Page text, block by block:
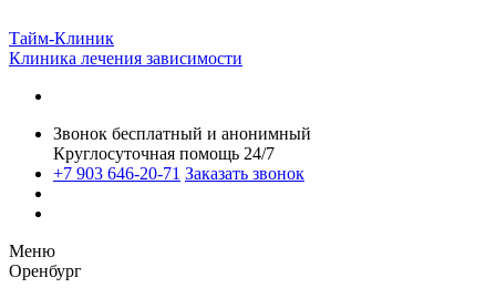
Тайм-Клиник
Клиника лечения зависимости
Звонок бесплатный и анонимный
Круглосуточная помощь 24/7
+7 903 646-20-71 Заказать звонок
Меню
Оренбург